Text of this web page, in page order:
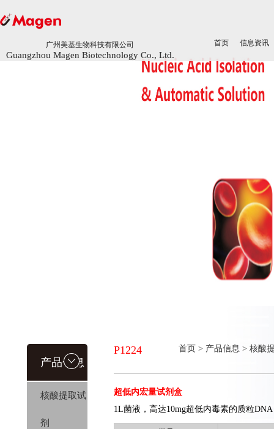
广州美基生物科技有限公司
Guangzhou Magen Biotechnology Co., Ltd.
首页 信息资讯
广州美基生物科技有限公司
Guangzhou Magen Biotechnology Co., Ltd.
首页 信息资讯
产品信息
核酸提取试
剂
P1224 首页 > 产品信息 > 核酸
超低内宏量试剂盒
1L菌液，高达10mg超低内毒素的质粒DNA